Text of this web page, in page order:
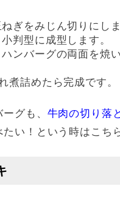
ぎをみじん切りにしま
判型に成型します。
ンバーグの両面を焼
煮詰めたら完成です。
グも、 牛肉の切り落
い！という時はこち